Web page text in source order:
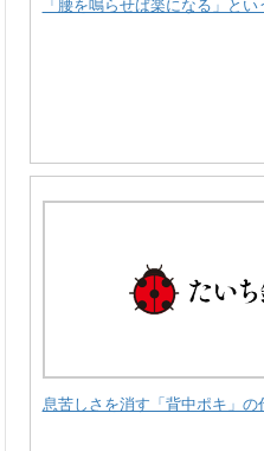
「腰を鳴らせば楽になる」と
息苦しさを消す「背中ポキ」